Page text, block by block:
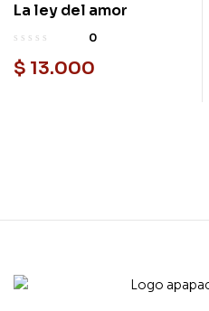
La ley del amor
0
$ 13.000